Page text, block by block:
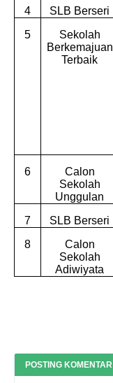
4 SLB Berseri
5
Sekolah
Berkemajuan
Terbaik
6
Calon
Sekolah
Unggulan
7 SLB Berseri
8
Calon
Sekolah
Adiwiyata
POSTING KOMENTAR